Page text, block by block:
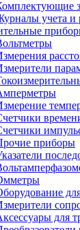
учета и
приборы
для